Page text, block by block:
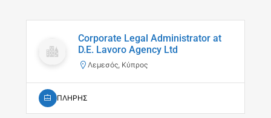
Corporate Legal Administrator at
D.E. Lavoro Agency Ltd
Λεμεσός, Κύπρος
ΠΛΗΡΗΣ